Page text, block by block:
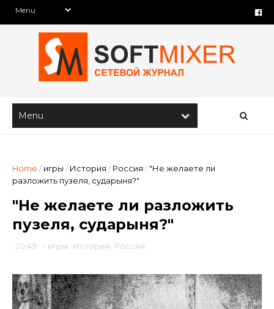
Home / игры / История / Россия / "Не желаете ли
разложить пузеля, сударыня?"
"Не желаете ли разложить
пузеля, сударыня?"
20:49 - игры История Россия